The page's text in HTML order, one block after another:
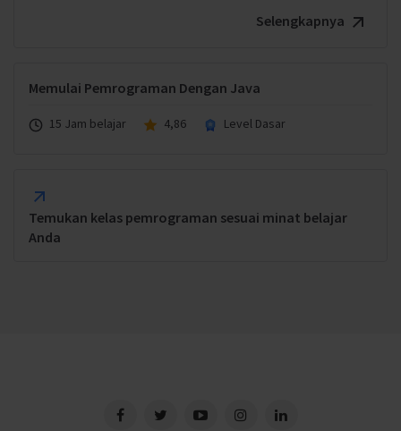
Selengkapnya
Memulai Pemrograman Dengan Java
15 Jam belajar 4,86 Level Dasar
Temukan kelas pemrograman sesuai minat belajar
Anda